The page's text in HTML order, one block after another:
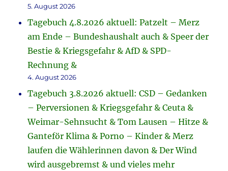
5. August 2026
Tagebuch 4.8.2026 aktuell: Patzelt – Merz
am Ende – Bundeshaushalt auch & Speer der
Bestie & Kriegsgefahr & AfD & SPD-
Rechnung &
4. August 2026
Tagebuch 3.8.2026 aktuell: CSD – Gedanken
– Perversionen & Kriegsgefahr & Ceuta &
Weimar-Sehnsucht & Tom Lausen – Hitze &
Ganteför Klima & Porno – Kinder & Merz
laufen die Wählerinnen davon & Der Wind
wird ausgebremst & und vieles mehr